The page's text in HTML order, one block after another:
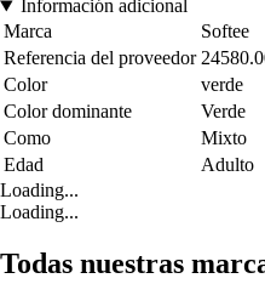
Información adicional
Marca
Softee
Referencia del proveedor
Color
verde
Color dominante
Verde
Como
Mixto
Edad
Adulto
Loading...
Loading...
Todas nuestras